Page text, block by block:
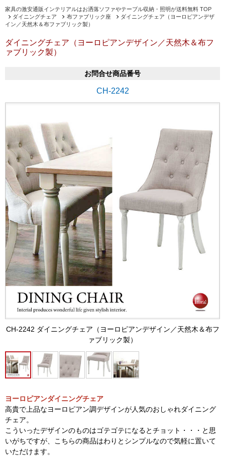
家具の激安通販インテリアルはお洒落ソファやテーブル収納・照明が送料無料 TOP
ダイニングチェア
布ファブリック座
ダイニングチェア（ヨーロピアンデザ
イン／天然木＆布ファブリック製）
ダイニングチェア（ヨーロピアンデザイン／天然木＆布フ
ァブリック製）
お問合せ商品番号
CH-2242
CH-2242 ダイニングチェア（ヨーロピアンデザイン／天然木＆布フ
ァブリック製）
ヨーロピアンダイニングチェア
高貴で上品なヨーロピアン調デザインが人気のおしゃれダイニング
チェア。
こういったデザインのものはゴテゴテになるとチョット・・・と思
いがちですが、こちらの商品はわりとシンプルなので気軽に置いて
いただけます。